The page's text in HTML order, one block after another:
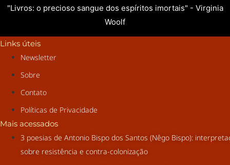
"Livros: o precioso sangue dos espíritos imortais" - Virginia
Woolf
Links úteis
Newsletter
Sobre
Contato
Políticas de Privacidade
Mais acessados
3 poesias de Antonio Bispo dos Santos (Nêgo Bispo):
sobre resistência e contra-colonização